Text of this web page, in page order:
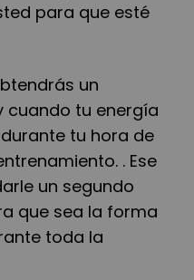
para que esté
un
cuando tu energía
tu hora de
. Ese
un segundo
que sea la forma
toda la